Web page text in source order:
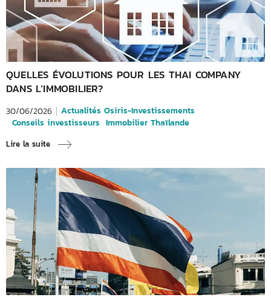
QUELLES ÉVOLUTIONS POUR LES THAI COMPANY
DANS L’IMMOBILIER?
30/06/2026
Actualités Osiris-Investissements
Conseils investisseurs Immobilier Thaïlande
Lire la suite